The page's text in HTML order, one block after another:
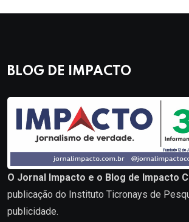
BLOG DE IMPACTO
O Jornal Impacto e o Blog de Impacto
publicação do Instituto Ticronays de
publicidade.